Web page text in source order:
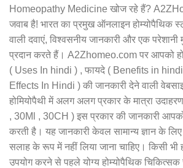
Homeopathy Medicine खोज रहे हैं?
जवाब है! भारत का प्रमुख ऑनलाइन होम्योपैथिक
वाली दवाएं, विश्वसनीय जानकारी और एक परेशानी
प्रदान करते हैं। A2Zhomeo.com पर आपको
( Uses In hindi ) , फायदे ( Benefits in hindi
Effects In Hindi ) की जानकारी देने वाली
होमियोपैथी में अलग अलग प्रकार के मात्रा
, 30Ml , 30CH ) इस प्रकार की जानकारी
करती है। यह जानकारी केवल सामान्य ज्ञान के
सलाह के रूप में नहीं लिया जाना चाहिए। किसी भी
उपयोग करने से पहले योग्य होम्योपैथिक चिकित्सक